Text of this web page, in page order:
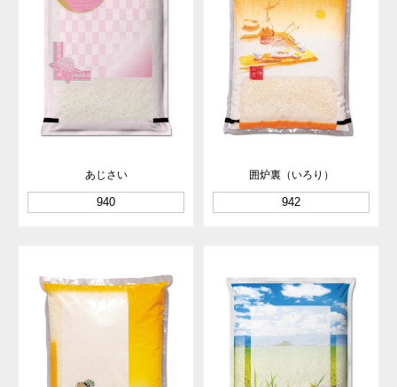
あじさい
940
囲炉裏（いろり）
942